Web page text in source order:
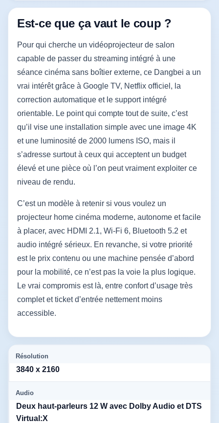
Est-ce que ça vaut le coup ?
Pour qui cherche un vidéoprojecteur de salon
capable de passer du streaming intégré à une
séance cinéma sans boîtier externe, ce Dangbei a un
vrai intérêt grâce à Google TV, Netflix officiel, la
correction automatique et le support intégré
orientable. Le point qui compte tout de suite, c’est
qu’il vise une installation simple avec une image 4K
et une luminosité de 2000 lumens ISO, mais il
s’adresse surtout à ceux qui acceptent un budget
élevé et une pièce où l’on peut vraiment exploiter ce
niveau de rendu.
C’est un modèle à retenir si vous voulez un
projecteur home cinéma moderne, autonome et facile
à placer, avec HDMI 2.1, Wi‑Fi 6, Bluetooth 5.2 et
audio intégré sérieux. En revanche, si votre priorité
est le prix contenu ou une machine pensée d’abord
pour la mobilité, ce n’est pas la voie la plus logique.
Le vrai compromis est là, entre confort d’usage très
complet et ticket d’entrée nettement moins
accessible.
Résolution
3840 x 2160
Audio
Deux haut-parleurs 12 W avec Dolby Audio et DTS
Virtual:X